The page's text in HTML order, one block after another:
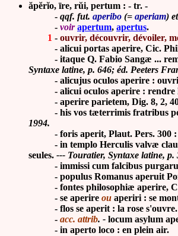
ăpĕrĭo, īre, rŭi, pertum : - tr. -
- qqf. fut. aperibo (= aperiam)
- voir apertum, apertus.
1 - ouvrir, découvrir, dévoiler,
- alicui portas aperire, Cic.
- itaque Q. Fabio Sangæ ... rem
Syntaxe latine, p. 646; éd. Peeters
- alicujus oculos aperire : ouvrir
- alicui oculos aperire : rendre
- aperire parietem, Dig. 8, 2,
- his vos tæterrimis fratribus
1994.
- foris aperit, Plaut. Pers. 300
- in templo Herculis valvæ
seules. --- Touratier, Syntaxe latine, p.
- immissi cum falcibus
- populus Romanus aperuit
- fontes philosophiæ aperire,
- se aperire ou aperiri : se
- flos se aperit : la rose s'ouvre.
- acc. attrib. - locum asylum
- in aperto loco : en plein air.